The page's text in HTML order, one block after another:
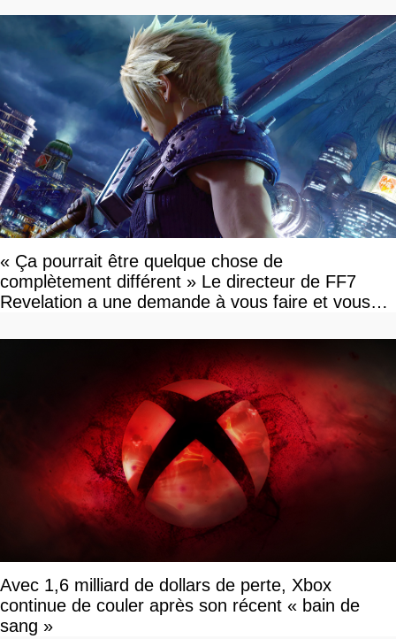
« Ça pourrait être quelque chose de
complètement différent » Le directeur de FF7
Revelation a une demande à vous faire et vous
Avec 1,6 milliard de dollars de perte, Xbox
continue de couler après son récent « bain de
sang »